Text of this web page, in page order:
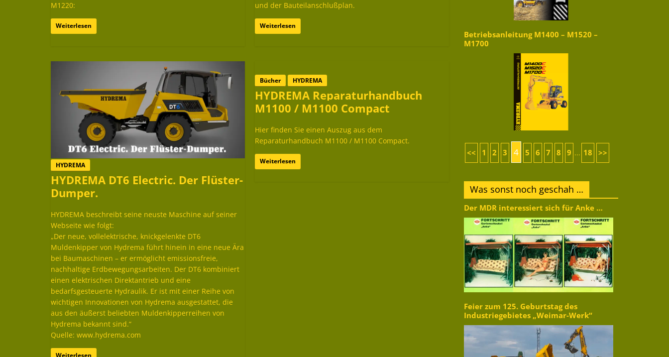
M1220:
Weiterlesen
und der Bauteilanschlußplan.
Weiterlesen
HYDREMA
HYDREMA DT6 Electric. Der Flüster-
Dumper.
HYDREMA beschreibt seine neuste Maschine auf seiner
Webseite wie folgt:
„Der neue, vollelektrische, knickgelenkte DT6
Muldenkipper von Hydrema führt hinein in eine neue Ära
bei Baumaschinen – er ermöglicht emissionsfreie,
nachhaltige Erdbewegungsarbeiten. Der DT6 kombiniert
einen elektrischen Direktantrieb und eine
bedarfsgesteuerte Hydraulik. Er ist mit einer Reihe von
wichtigen Innovationen von Hydrema ausgestattet, die
aus den äußerst beliebten Muldenkipperreihen von
Hydrema bekannt sind.“
Quelle: www.hydrema.com
Weiterlesen
Bücher HYDREMA
HYDREMA Reparaturhandbuch
M1100 / M1100 Compact
Hier finden Sie einen Auszug aus dem
Reparaturhandbuch M1100 / M1100 Compact.
Weiterlesen
Betriebsanleitung M1400 – M1520 –
M1700
<< 1 2 3 4 5 6 7 8 9 ... 18 >>
Was sonst noch geschah …
Der MDR interessiert sich für Anke …
Feier zum 125. Geburtstag des
Industriegebietes „Weimar-Werk“